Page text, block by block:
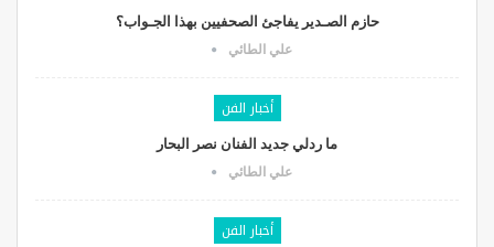
حازم الصـدير يفاجئ الصحفيين بهذا الجـواب؟
علي الطائي
أخبار الفن
ما ردلي جديد الفنان نصر البحار
علي الطائي
أخبار الفن